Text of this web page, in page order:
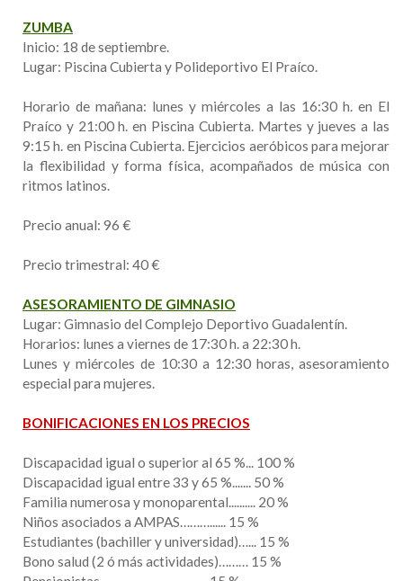
ZUMBA
Inicio: 18 de septiembre.
Lugar: Piscina Cubierta y Polideportivo El Praíco.
Horario de mañana: lunes y miércoles a las 16:30 h. en El
Praíco y 21:00 h. en Piscina Cubierta. Martes y jueves a las
9:15 h. en Piscina Cubierta. Ejercicios aeróbicos para mejorar
la flexibilidad y forma física, acompañados de música con
ritmos latinos.
Precio anual: 96 €
Precio trimestral: 40 €
ASESORAMIENTO DE GIMNASIO
Lugar: Gimnasio del Complejo Deportivo Guadalentín.
Horarios: lunes a viernes de 17:30 h. a 22:30 h.
Lunes y miércoles de 10:30 a 12:30 horas, asesoramiento
especial para mujeres.
BONIFICACIONES EN LOS PRECIOS
Discapacidad igual o superior al 65 %... 100 %
Discapacidad igual entre 33 y 65 %....... 50 %
Familia numerosa y monoparental.......... 20 %
Niños asociados a AMPAS………...... 15 %
Estudiantes (bachiller y universidad)…... 15 %
Bono salud (2 ó más actividades)……… 15 %